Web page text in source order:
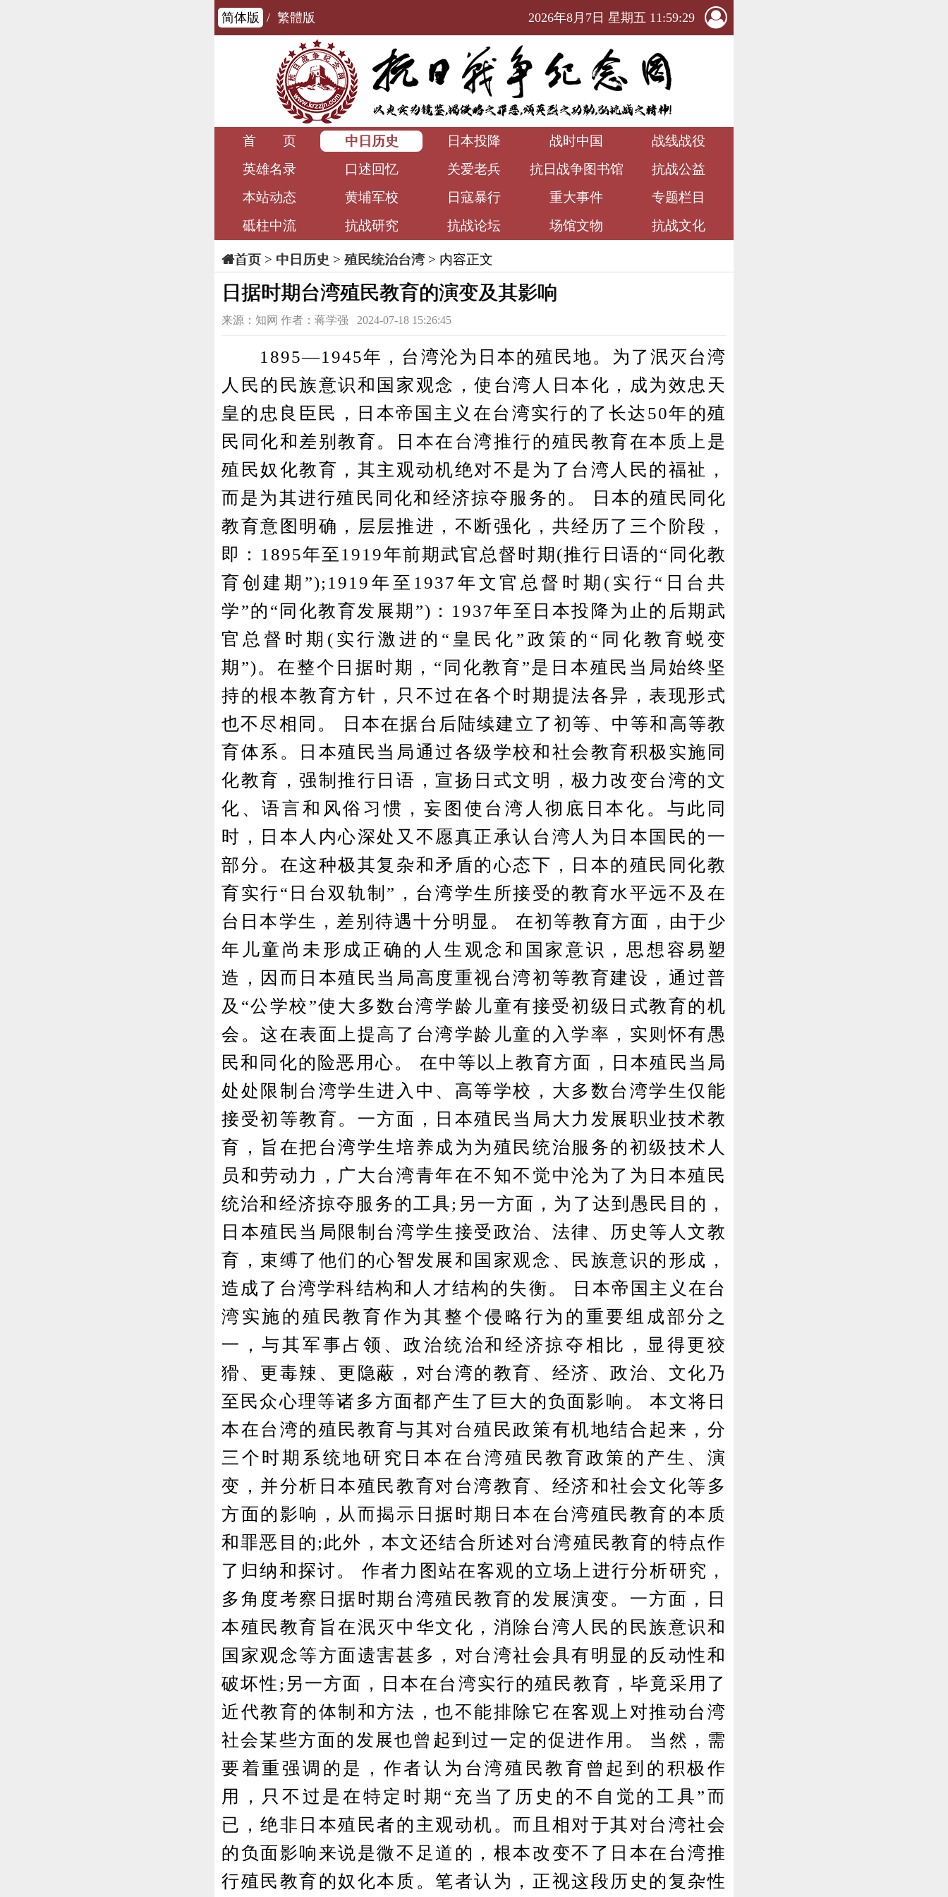
简体版 / 繁體版 2026年8月7日 星期五 11:59:30
首 页 中日历史 日本投降 战时中国
战线战役
英雄名录
口述回忆 关爱老兵 抗日战争图书馆
抗战公益
本站动态
黄埔军校 日寇暴行 重大事件
专题栏目
砥柱中流
抗战研究 抗战论坛 场馆文物 抗战文化
首页> 中日历史 > 殖民统治台湾> 内容正文
日据时期台湾殖民教育的演变及其影响
来源：知网 作者：蒋学强 2024-07-18 15:26:45
1895—1945年，台湾沦为日本的殖民地。为了泯灭台湾
人民的民族意识和国家观念，使台湾人日本化，成为效忠天
皇的忠良臣民，日本帝国主义在台湾实行的了长达50年的殖
民同化和差别教育。日本在台湾推行的殖民教育在本质上是
殖民奴化教育，其主观动机绝对不是为了台湾人民的福祉，
而是为其进行殖民同化和经济掠夺服务的。 日本的殖民同化
教育意图明确，层层推进，不断强化，共经历了三个阶段，
即：1895年至1919年前期武官总督时期(推行日语的“同化教
育创建期”);1919年至1937年文官总督时期(实行“日台共
学”的“同化教育发展期”)：1937年至日本投降为止的后期武
官总督时期(实行激进的“皇民化”政策的“同化教育蜕变
期”)。在整个日据时期，“同化教育”是日本殖民当局始终坚
持的根本教育方针，只不过在各个时期提法各异，表现形式
也不尽相同。 日本在据台后陆续建立了初等、中等和高等教
育体系。日本殖民当局通过各级学校和社会教育积极实施同
化教育，强制推行日语，宣扬日式文明，极力改变台湾的文
化、语言和风俗习惯，妄图使台湾人彻底日本化。与此同
时，日本人内心深处又不愿真正承认台湾人为日本国民的一
部分。在这种极其复杂和矛盾的心态下，日本的殖民同化教
育实行“日台双轨制”，台湾学生所接受的教育水平远不及在
台日本学生，差别待遇十分明显。 在初等教育方面，由于少
年儿童尚未形成正确的人生观念和国家意识，思想容易塑
造，因而日本殖民当局高度重视台湾初等教育建设，通过普
及“公学校”使大多数台湾学龄儿童有接受初级日式教育的机
会。这在表面上提高了台湾学龄儿童的入学率，实则怀有愚
民和同化的险恶用心。 在中等以上教育方面，日本殖民当局
处处限制台湾学生进入中、高等学校，大多数台湾学生仅能
接受初等教育。一方面，日本殖民当局大力发展职业技术教
育，旨在把台湾学生培养成为为殖民统治服务的初级技术人
员和劳动力，广大台湾青年在不知不觉中沦为了为日本殖民
统治和经济掠夺服务的工具;另一方面，为了达到愚民目的，
日本殖民当局限制台湾学生接受政治、法律、历史等人文教
育，束缚了他们的心智发展和国家观念、民族意识的形成，
造成了台湾学科结构和人才结构的失衡。 日本帝国主义在台
湾实施的殖民教育作为其整个侵略行为的重要组成部分之
一，与其军事占领、政治统治和经济掠夺相比，显得更狡
猾、更毒辣、更隐蔽，对台湾的教育、经济、政治、文化乃
至民众心理等诸多方面都产生了巨大的负面影响。 本文将日
本在台湾的殖民教育与其对台殖民政策有机地结合起来，分
三个时期系统地研究日本在台湾殖民教育政策的产生、演
变，并分析日本殖民教育对台湾教育、经济和社会文化等多
方面的影响，从而揭示日据时期日本在台湾殖民教育的本质
和罪恶目的;此外，本文还结合所述对台湾殖民教育的特点作
了归纳和探讨。 作者力图站在客观的立场上进行分析研究，
多角度考察日据时期台湾殖民教育的发展演变。一方面，日
本殖民教育旨在泯灭中华文化，消除台湾人民的民族意识和
国家观念等方面遗害甚多，对台湾社会具有明显的反动性和
破坏性;另一方面，日本在台湾实行的殖民教育，毕竟采用了
近代教育的体制和方法，也不能排除它在客观上对推动台湾
社会某些方面的发展也曾起到过一定的促进作用。 当然，需
要着重强调的是，作者认为台湾殖民教育曾起到的积极作
用，只不过是在特定时期“充当了历史的不自觉的工具”而
已，绝非日本殖民者的主观动机。而且相对于其对台湾社会
的负面影响来说是微不足道的，根本改变不了日本在台湾推
行殖民教育的奴化本质。笔者认为，正视这段历史的复杂性